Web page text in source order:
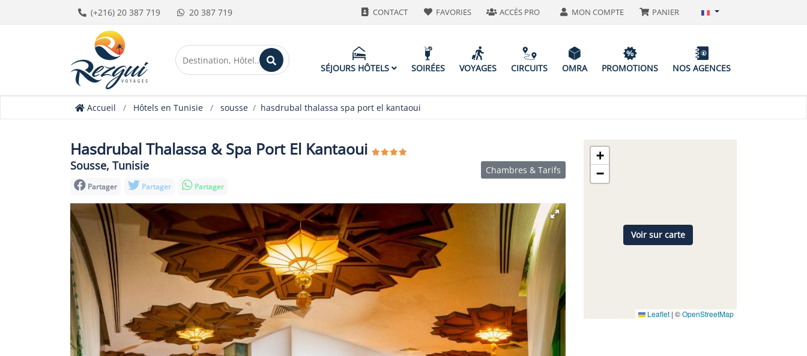
(+216) 20 387 719 20 387 719 CONTACT FAVORIES ACCÈS PRO MON COMPTE PANIER
SÉJOURS HÔTELS SOIRÉES VOYAGES CIRCUITS OMRA PROMOTIONS NOS AGENCES
Accueil Hôtels en Tunisie sousse hasdrubal thalassa spa port el kantaoui
Hasdrubal Thalassa & Spa Port El Kantaoui
Sousse, Tunisie
Partager Partager Partager
Chambres & Tarifs
+
−
Leaflet | ©OpenStreetMap
Voir sur carte